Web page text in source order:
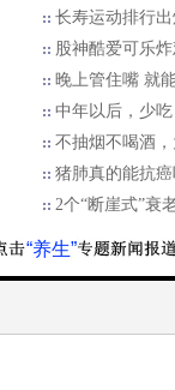
长寿运动排行
股神酷爱可乐
晚上管住嘴 就
中年以后，少
不抽烟不喝酒
猪肺真的能抗
2个“断崖式”衰
“养生”